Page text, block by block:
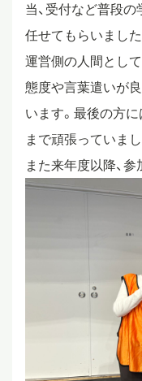
ニュース
教員ブログ
在校生・保護者・
当、受付など普段
任せてもらいました
運営側の人間とし
態度や言葉遣いが
います。最後の方
まで頑張っていまし
また来年度以降、